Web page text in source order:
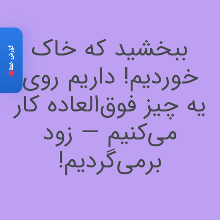
ببخشید که خاک
خوردیم! داریم روی
یه چیز فوق‌العاده کار
می‌کنیم — زود
برمی‌گردیم!
گزارش خطا